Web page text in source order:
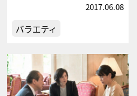
2017.06.08
バラエティ